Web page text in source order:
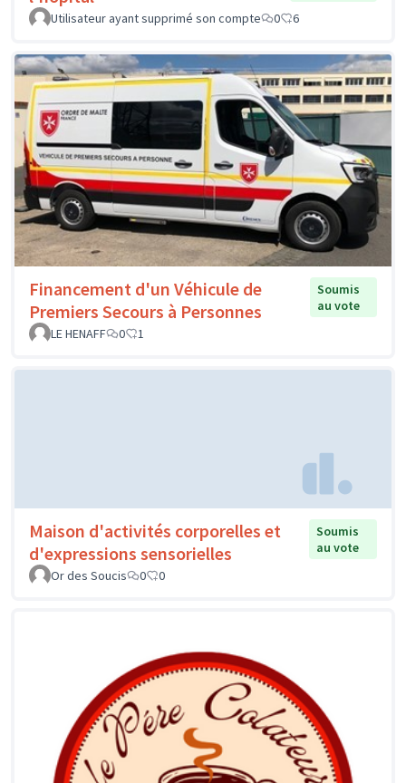
Utilisateur ayant supprimé son compte 0 6
Financement d'un Véhicule de
Premiers Secours à Personnes
Soumis
au vote
LE HENAFF
0 1
Maison d'activités corporelles et
d'expressions sensorielles
Soumis
au vote
Or des Soucis
0 0